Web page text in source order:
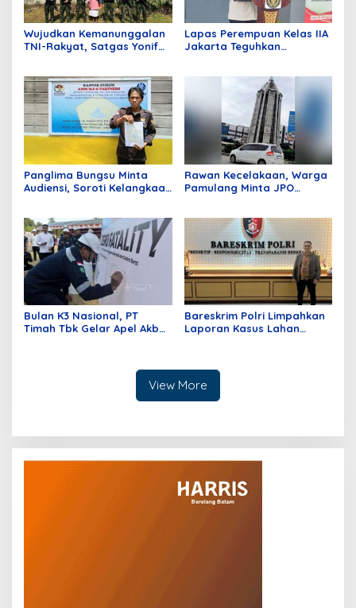
Wujudkan Kemanunggalan
TNI-Rakyat, Satgas Yonif
Benawa
Lapas Perempuan Kelas IIA
Jakarta Teguhkan
Panglima Bungsu Minta
Audiensi, Soroti Kelangkaan
Rawan Kecelakaan, Warga
Pamulang Minta JPO
Bulan K3 Nasional, PT
Timah Tbk Gelar Apel Akbar
Bareskrim Polri Limpahkan
Laporan Kasus Lahan
View More